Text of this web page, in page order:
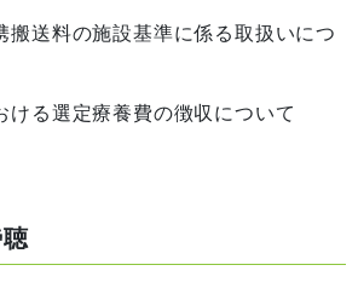
送料の施設基準に係る取扱いにつ
る選定療養費の徴収について